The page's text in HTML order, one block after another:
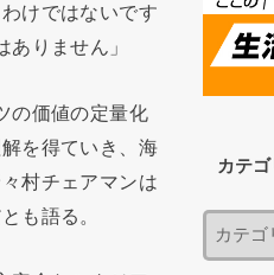
けではないです
りません」
の価値の定量化
を得ていき、海
村チェアマンは
も語る。
カテ